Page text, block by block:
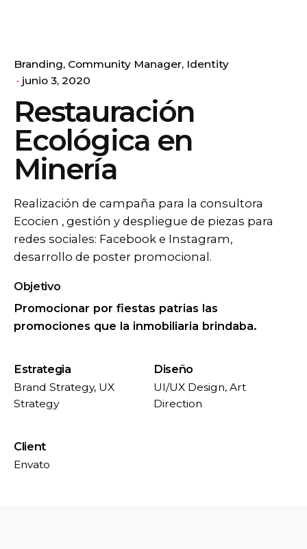
Branding Community Manager Identity
junio 3, 2020
Restauración
Ecológica en
Minería
Realización de campaña para la consultora
Ecocien , gestión y despliegue de piezas para
redes sociales: Facebook e Instagram,
desarrollo de poster promocional.
Objetivo
Promocionar por fiestas patrias las
promociones que la inmobiliaria brindaba.
Estrategia
Brand Strategy, UX
Strategy
Diseño
UI/UX Design, Art
Direction
Client
Envato